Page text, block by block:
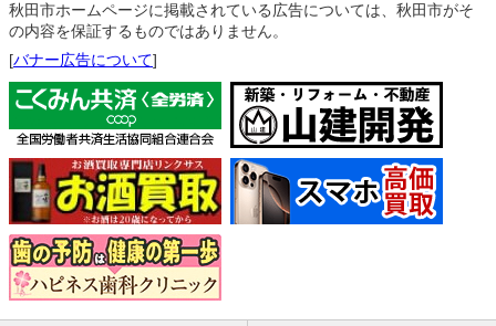
秋田市ホームページに掲載されている広告については、秋田市がそ
の内容を保証するものではありません。
[バナー広告について]